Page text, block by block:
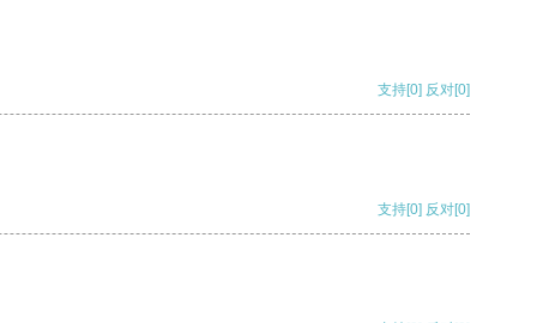
支持[0] 反对[0]
支持[0] 反对[0]